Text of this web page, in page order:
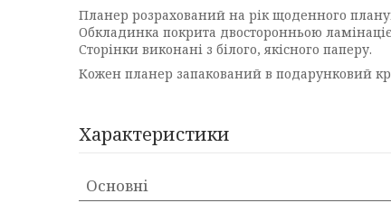
Планер розрахований на рік щоденного
Обкладинка покрита двосторонньою
Сторінки виконані з білого, якісного паперу.
Кожен планер запакований в подарунковий
Характеристики
Основні